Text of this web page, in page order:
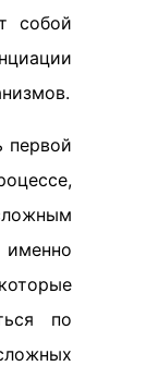
собой
первой
по